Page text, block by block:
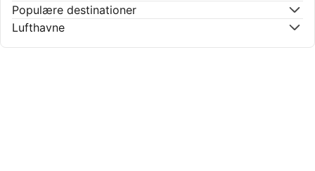
Populære destinationer
Lufthavne